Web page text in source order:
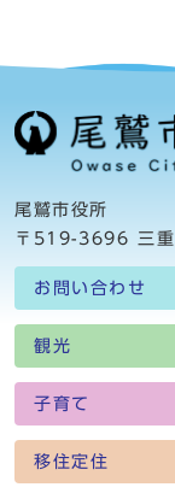
尾鷲市役所
〒519-3696 三重
お問い合わせ
観光
子育て
移住定住